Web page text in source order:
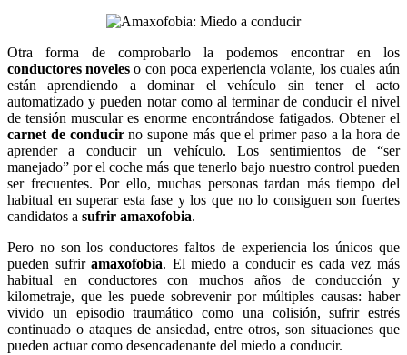
Otra forma de comprobarlo la podemos encontrar en los
conductores noveles o con poca experiencia volante, los cuales aún
están aprendiendo a dominar el vehículo sin tener el acto
automatizado y pueden notar como al terminar de conducir el nivel
de tensión muscular es enorme encontrándose fatigados. Obtener el
carnet de conducirno supone más que el primer paso a la hora de
aprender a conducir un vehículo. Los sentimientos de “ser
manejado” por el coche más que tenerlo bajo nuestro control pueden
ser frecuentes. Por ello, muchas personas tardan más tiempo del
habitual en superar esta fase y los que no lo consiguen son fuertes
candidatos a sufrir amaxofobia.
Pero no son los conductores faltos de experiencia los únicos que
pueden sufriramaxofobia. El miedo a conducir es cada vez más
habitual en conductores con muchos años de conducción y
kilometraje, que les puede sobrevenir por múltiples causas: haber
vivido un episodio traumático como una colisión, sufrir estrés
continuado o ataques de ansiedad, entre otros, son situaciones que
pueden actuar como desencadenante del miedo a conducir.